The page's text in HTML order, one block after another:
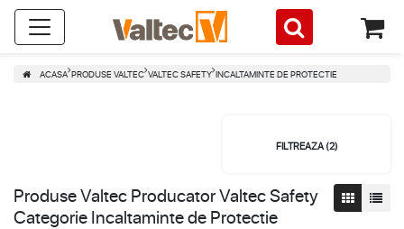
FILTREAZA (2)
ACASA PRODUSE VALTEC VALTEC SAFETY INCALTAMINTE DE PROTECTIE
Produse Valtec Producator Valtec Safety
Categorie Incaltaminte de Protectie